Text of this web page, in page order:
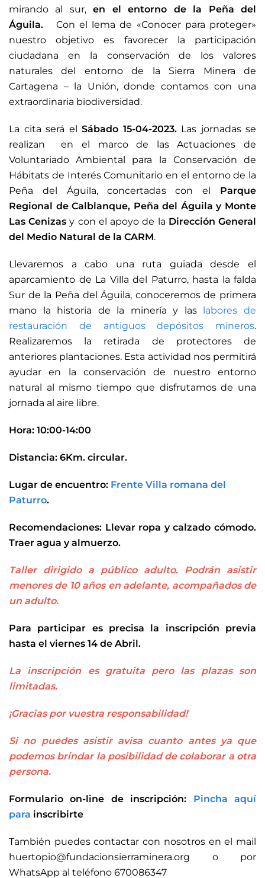
mirando al sur,en el entorno de la Peña del
Águila.
Con el lema de «Conocer para proteger»
nuestro objetivo es favorecer la participación
ciudadana en la conservación de los valores
naturales del entorno de la Sierra Minera de
Cartagena – la Unión, donde contamos con una
extraordinaria biodiversidad.
La cita será el Sábado 15-04-2023. Las jornadas se
realizan en el marco de las Actuaciones de
Voluntariado Ambiental para la Conservación de
Hábitats de Interés Comunitario en el entorno de la
Peña del Águila, concertadas con el Parque
Regional de Calblanque, Peña del Águila y Monte
Las Cenizas y con el apoyo de la Dirección General
del Medio Natural de la CARM.
Llevaremos a cabo una ruta guiada desde el
aparcamiento de La Villa del Paturro, hasta la falda
Sur de la Peña del Águila, conoceremos de primera
mano la historia de la minería y las labores de
restauración de antiguos depósitos mineros.
Realizaremos la retirada de protectores de
anteriores plantaciones. Esta actividad nos permitirá
ayudar en la conservación de nuestro entorno
natural al mismo tiempo que disfrutamos de una
jornada al aire libre.
Hora: 10:00-14:00
Distancia: 6Km. circular.
Lugar de encuentro: Frente Villa romana del
Paturro.
Recomendaciones: Llevar ropa y calzado cómodo.
Traer agua y almuerzo.
Taller dirigido a público adulto. Podrán asistir
menores de 10 años en adelante, acompañados de
un adulto.
Para participar es precisa la inscripción previa
hasta el viernes 14 de Abril.
La inscripción es gratuita pero las plazas son
limitadas.
¡Gracias por vuestra responsabilidad!
Si no puedes asistir avisa cuanto antes ya que
podemos brindar la posibilidad de colaborar a otra
persona.
Formulario on-line de inscripción: Pincha aquí
para inscribirte
También puedes contactar con nosotros en el mail
huertopio@fundacionsierraminera.org o por
WhatsApp al teléfono 670086347